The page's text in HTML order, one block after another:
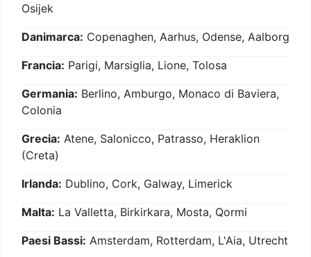
Osijek
Danimarca: Copenaghen, Aarhus, Odense, Aalborg
Francia: Parigi, Marsiglia, Lione, Tolosa
Germania: Berlino, Amburgo, Monaco di Baviera,
Colonia
Grecia: Atene, Salonicco, Patrasso, Heraklion
(Creta)
Irlanda: Dublino, Cork, Galway, Limerick
Malta: La Valletta, Birkirkara, Mosta, Qormi
Paesi Bassi: Amsterdam, Rotterdam, L'Aia, Utrecht